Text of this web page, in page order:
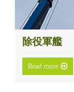
除役軍艦
Read more